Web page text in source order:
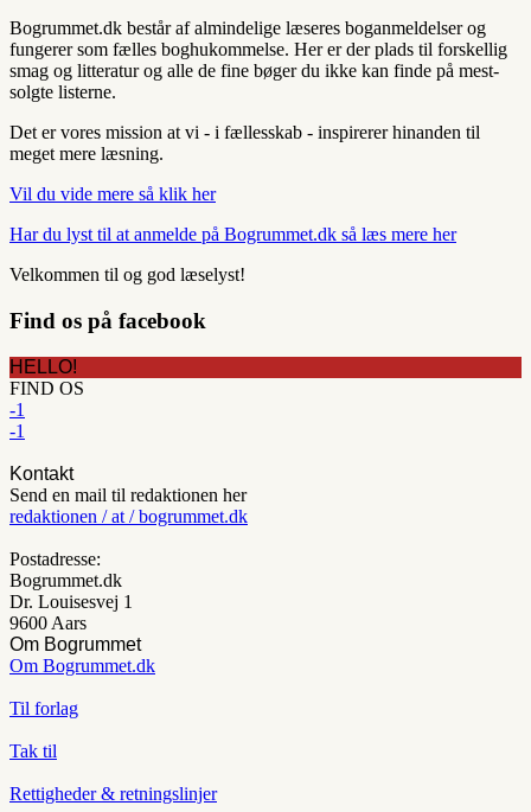
Bogrummet.dk består af almindelige læseres boganmeldelser og
fungerer som fælles boghukommelse. Her er der plads til forskellig
smag og litteratur og alle de fine bøger du ikke kan finde på mest-
solgte listerne.
Det er vores mission at vi - i fællesskab - inspirerer hinanden til
meget mere læsning.
Vil du vide mere så klik her
Har du lyst til at anmelde på Bogrummet.dk så læs mere her
Velkommen til og god læselyst!
Find os på facebook
HELLO!
FIND OS
-1
-1
Kontakt
Send en mail til redaktionen her
redaktionen / at / bogrummet.dk
Postadresse:
Bogrummet.dk
Dr. Louisesvej 1
9600 Aars
Om Bogrummet
Om Bogrummet.dk
Til forlag
Tak til
Rettigheder & retningslinjer